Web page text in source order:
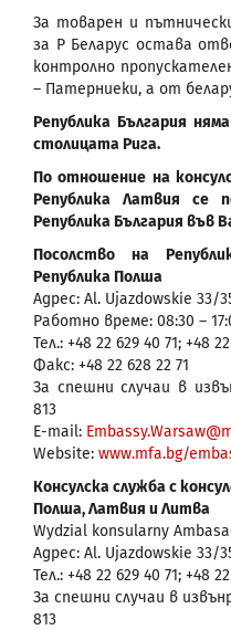
За товарен и
за Р Беларус остава
контролно
– Патерниеки, а от
Република България
столицата Рига.
По отношение на
Република Латвия се
Република България във
Посолство на
Република Полша
Адрес: Al. Ujazdowskie 33/
Работно време: 08:30 –
Тел.: +48 22 629 40 71; +48
Факс: +48 22 628 22 71
За спешни случаи в
813
Е-mail:
Website: www.mfa.bg/
Консулска служба с
Полша, Латвия и Литва
Wydzial konsularny
Адрес: Al. Ujazdowskie 33/
Тел.: +48 22 629 40 71; +48
За спешни случаи в
813